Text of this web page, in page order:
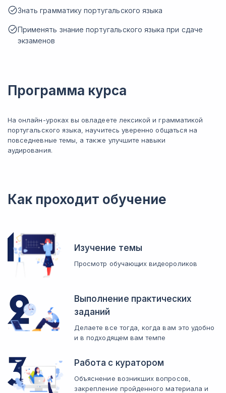
Знать грамматику португальского языка
Применять знание португальского языка при сдаче
экзаменов
Программа курса
На онлайн-уроках вы овладеете лексикой и грамматикой
португальского языка, научитесь уверенно общаться на
повседневные темы, а также улучшите навыки
аудирования.
Как проходит обучение
Изучение темы
Просмотр обучающих видеороликов
Выполнение практических
заданий
Делаете все тогда, когда вам это удобно
и в подходящем вам темпе
Работа с куратором
Объяснение возникших вопросов,
закрепление пройденного материала и